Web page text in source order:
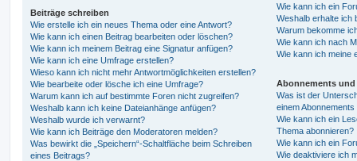
Beiträge schreiben
Wie erstelle ich ein neues Thema oder eine Antwort?
Wie kann ich einen Beitrag bearbeiten oder löschen?
Wie kann ich meinem Beitrag eine Signatur anfügen?
Wie kann ich eine Umfrage erstellen?
Wieso kann ich nicht mehr Antwortmöglichkeiten erstellen?
Wie bearbeite oder lösche ich eine Umfrage?
Warum kann ich auf bestimmte Foren nicht zugreifen?
Weshalb kann ich keine Dateianhänge anfügen?
Weshalb wurde ich verwarnt?
Wie kann ich Beiträge den Moderatoren melden?
Was bewirkt die „Speichern“-Schaltfläche beim Schreiben
eines Beitrags?
Wie kann ich ein
Weshalb erhalte ich
Warum bekomme
Wie kann ich nach
Wie kann ich meine
Abonnements und
Was ist der
einem
Wie kann ich ein
Thema abonnieren?
Wie kann ich ein
Wie deaktiviere ich